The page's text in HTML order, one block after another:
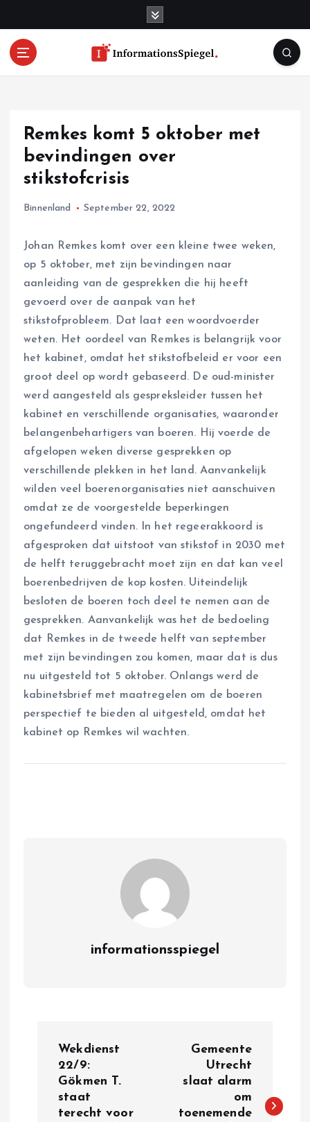
Remkes komt 5 oktober met
bevindingen over
stikstofcrisis
Binnenland September 22, 2022
Johan Remkes komt over een kleine twee weken,
op 5 oktober, met zijn bevindingen naar
aanleiding van de gesprekken die hij heeft
gevoerd over de aanpak van het
stikstofprobleem. Dat laat een woordvoerder
weten. Het oordeel van Remkes is belangrijk voor
het kabinet, omdat het stikstofbeleid er voor een
groot deel op wordt gebaseerd. De oud-minister
werd aangesteld als gespreksleider tussen het
kabinet en verschillende organisaties, waaronder
belangenbehartigers van boeren. Hij voerde de
afgelopen weken diverse gesprekken op
verschillende plekken in het land. Aanvankelijk
wilden veel boerenorganisaties niet aanschuiven
omdat ze de voorgestelde beperkingen
ongefundeerd vinden. In het regeerakkoord is
afgesproken dat uitstoot van stikstof in 2030 met
de helft teruggebracht moet zijn en dat kan veel
boerenbedrijven de kop kosten. Uiteindelijk
besloten de boeren toch deel te nemen aan de
gesprekken. Aanvankelijk was het de bedoeling
dat Remkes in de tweede helft van september
met zijn bevindingen zou komen, maar dat is dus
nu uitgesteld tot 5 oktober. Onlangs werd de
kabinetsbrief met maatregelen om de boeren
perspectief te bieden al uitgesteld, omdat het
kabinet op Remkes wil wachten.
informationsspiegel
Wekdienst
22/9:
Gökmen T.
staat
terecht voor
Gemeente
Utrecht
slaat alarm
om
toenemende